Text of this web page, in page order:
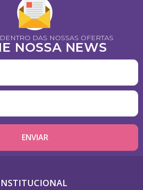
DAS NOSSAS OFERTAS
NOSSA NEWS